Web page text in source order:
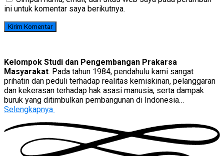
ini untuk komentar saya berikutnya.
Kelompok Studi dan Pengembangan Prakarsa
Masyarakat. Pada tahun 1984, pendahulu kami sangat
prihatin dan peduli terhadap realitas kemiskinan, pelanggaran
dan kekerasan terhadap hak asasi manusia, serta dampak
buruk yang ditimbulkan pembangunan di Indonesia…
Selengkapnya